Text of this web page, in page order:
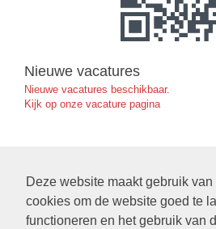
Deze website maakt gebruik
cookies om de website goed te
functioneren en het gebruik van
Nieuwe vacatures
Nieuwe vacatures beschikbaar.
Kijk op onze vacature pagina
klik hier